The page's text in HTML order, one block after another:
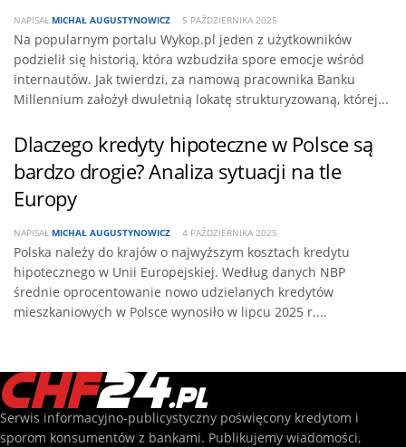
NAPISAŁ MICHAŁ AUGUSTYNOWICZ 5 PAŹDZIERNIKA 2025
Na popularnym portalu Wykop.pl jeden z użytkowników
podzielił się historią, która wzbudziła spore emocje wśród
internautów. Jak twierdzi, za namową pracownika Banku
Millennium założył dwuletnią lokatę strukturyzowaną, której...
Dlaczego kredyty hipoteczne w Polsce są
bardzo drogie? Analiza sytuacji na tle
Europy
NAPISAŁ MICHAŁ AUGUSTYNOWICZ 4 PAŹDZIERNIKA 2025
Polska należy do krajów o najwyższym kosztach kredytu
hipotecznego w Unii Europejskiej. Według danych NBP
średnie oprocentowanie nowo udzielanych kredytów
mieszkaniowych w Polsce wynosiło w lipcu 2025 r....
Serwis informacyjno-publicystyczny poświęcony kredytom i
sporom konsumentów z bankami. Publikujemy wiadomości,